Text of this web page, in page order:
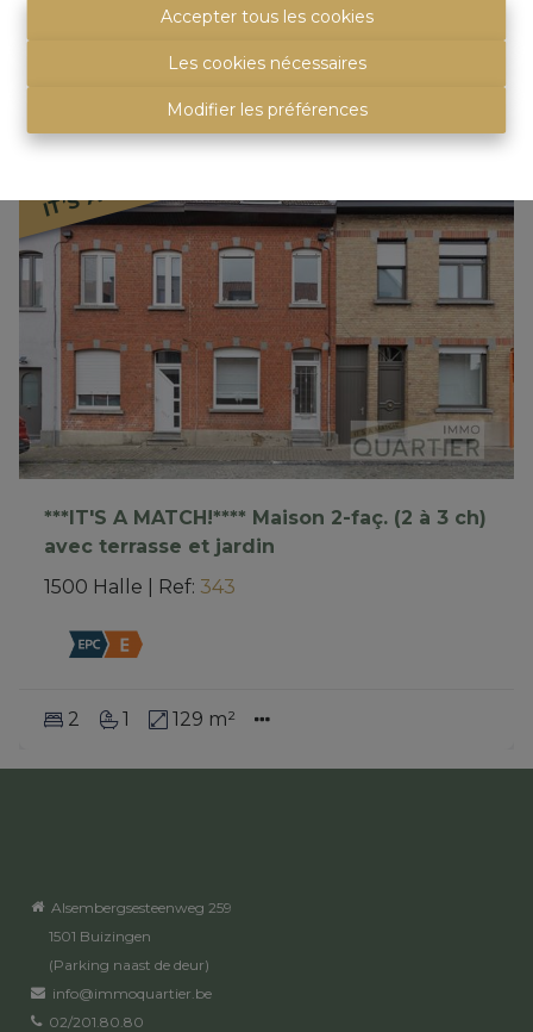
Accepter tous les cookies
Les cookies nécessaires
Modifier les préférences
IT’S A MATCH!
***IT'S A MATCH!**** Maison 2-faç. (2 à 3 ch)
avec terrasse et jardin
1500 Halle
Ref: 343
2 1 129 m²
Alsembergsesteenweg 259
1501 Buizingen
(Parking naast de deur)
info@immoquartier.be
02/201.80.80